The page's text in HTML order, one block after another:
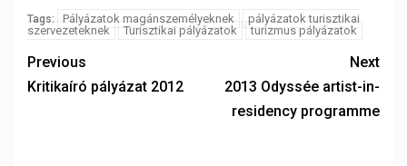
Tags: Pályázatok magánszemélyeknek
pályázatok turisztikai
szervezeteknek
Turisztikai pályázatok turizmus pályázatok
Previous
Kritikaíró pályázat 2012
Next
2013 Odyssée artist-in-
residency programme